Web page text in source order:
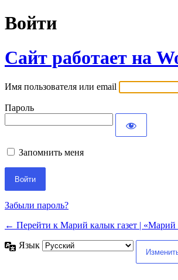
Войти
Сайт работает на
Имя пользователя или email
Пароль
Запомнить меня
Забыли пароль?
← Перейти к Марий калык газет | «Марий
Язык